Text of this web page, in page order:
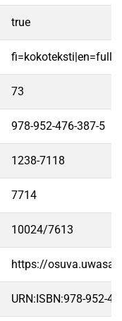
true
73
978-952-476-387-5
1238-7118
7714
10024/7613
https://
URN:ISBN:978-952-